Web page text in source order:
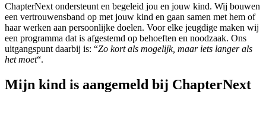
ChapterNext ondersteunt en begeleid jou en jouw kind. Wij bouwen
een vertrouwensband op met jouw kind en gaan samen met hem of
haar werken aan persoonlijke doelen. Voor elke jeugdige maken wij
een programma dat is afgestemd op behoeften en noodzaak. Ons
uitgangspunt daarbij is: “Zo kort als mogelijk, maar iets langer als
het moet“.
Mijn kind is aangemeld bij ChapterNext